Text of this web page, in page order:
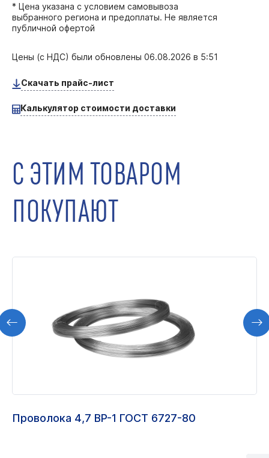
* Цена указана с условием самовывоза
выбранного региона и предоплаты. Не является
публичной офертой
Цены (с НДС) были обновлены 06.08.2026 в 5:51
Скачать прайс-лист
Калькулятор стоимости доставки
С ЭТИМ ТОВАРОМ
ПОКУПАЮТ
Проволока 4,7 ВР-1 ГОСТ 6727-80